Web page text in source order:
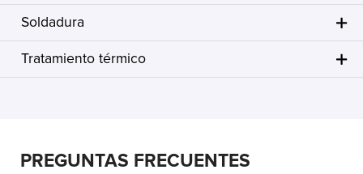
Soldadura
Tratamiento térmico
PREGUNTAS FRECUENTES